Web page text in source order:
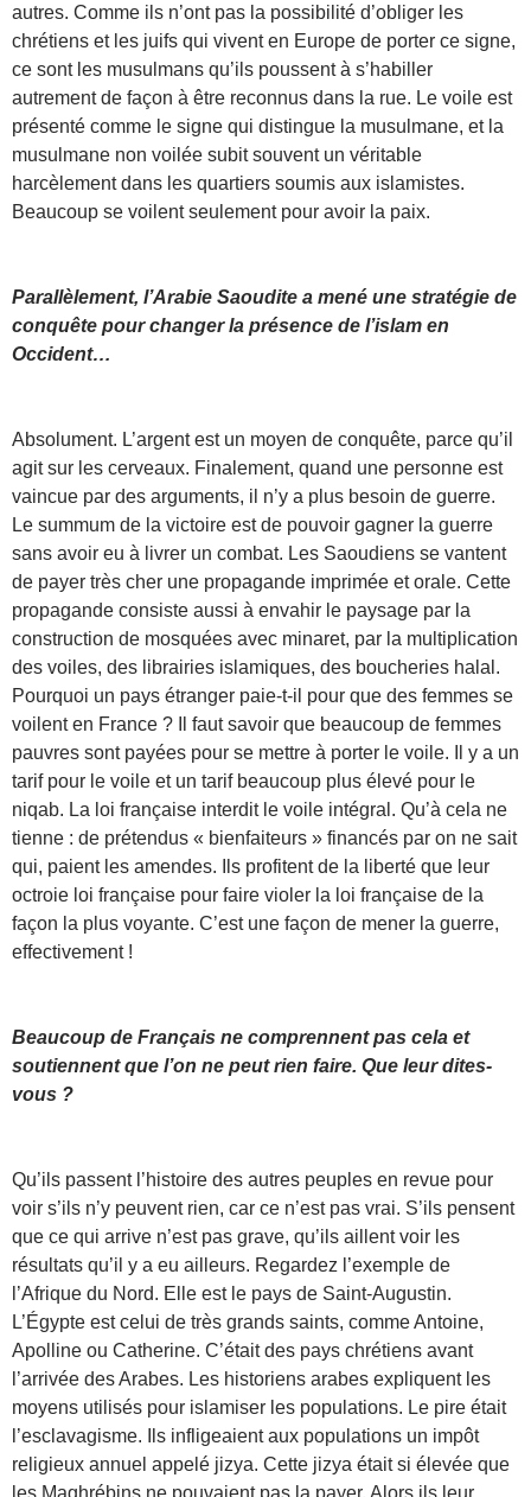
autres. Comme ils n’ont pas la possibilité d’obliger les
chrétiens et les juifs qui vivent en Europe de porter ce signe,
ce sont les musulmans qu’ils poussent à s’habiller
autrement de façon à être reconnus dans la rue. Le voile est
présenté comme le signe qui distingue la musulmane, et la
musulmane non voilée subit souvent un véritable
harcèlement dans les quartiers soumis aux islamistes.
Beaucoup se voilent seulement pour avoir la paix.
Parallèlement, l’Arabie Saoudite a mené une stratégie de
conquête pour changer la présence de l’islam en
Occident…
Absolument. L’argent est un moyen de conquête, parce qu’il
agit sur les cerveaux. Finalement, quand une personne est
vaincue par des arguments, il n’y a plus besoin de guerre.
Le summum de la victoire est de pouvoir gagner la guerre
sans avoir eu à livrer un combat. Les Saoudiens se vantent
de payer très cher une propagande imprimée et orale. Cette
propagande consiste aussi à envahir le paysage par la
construction de mosquées avec minaret, par la multiplication
des voiles, des librairies islamiques, des boucheries halal.
Pourquoi un pays étranger paie-t-il pour que des femmes se
voilent en France ? Il faut savoir que beaucoup de femmes
pauvres sont payées pour se mettre à porter le voile. Il y a un
tarif pour le voile et un tarif beaucoup plus élevé pour le
niqab. La loi française interdit le voile intégral. Qu’à cela ne
tienne : de prétendus « bienfaiteurs » financés par on ne sait
qui, paient les amendes. Ils profitent de la liberté que leur
octroie loi française pour faire violer la loi française de la
façon la plus voyante. C’est une façon de mener la guerre,
effectivement !
Beaucoup de Français ne comprennent pas cela et
soutiennent que l’on ne peut rien faire. Que leur dites-
vous ?
Qu’ils passent l’histoire des autres peuples en revue pour
voir s’ils n’y peuvent rien, car ce n’est pas vrai. S’ils pensent
que ce qui arrive n’est pas grave, qu’ils aillent voir les
résultats qu’il y a eu ailleurs. Regardez l’exemple de
l’Afrique du Nord. Elle est le pays de Saint-Augustin.
L’Égypte est celui de très grands saints, comme Antoine,
Apolline ou Catherine. C’était des pays chrétiens avant
l’arrivée des Arabes. Les historiens arabes expliquent les
moyens utilisés pour islamiser les populations. Le pire était
l’esclavagisme. Ils infligeaient aux populations un impôt
religieux annuel appelé jizya. Cette jizya était si élevée que
les Maghrébins ne pouvaient pas la payer. Alors ils leur